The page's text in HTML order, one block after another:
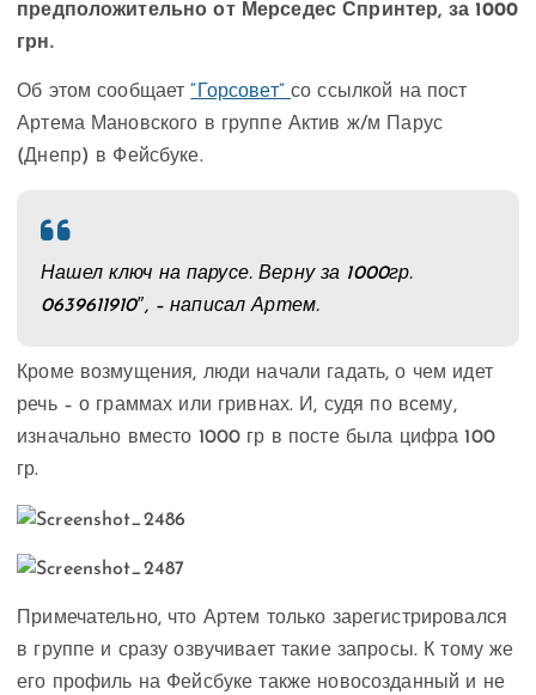
предположительно от Мерседес Спринтер, за 1000
грн.
Об этом сообщает“Горсовет”со ссылкой на пост
Артема Мановского в группе Актив ж/м Парус
(Днепр) в Фейсбуке.
Нашел ключ на парусе. Верну за 1000гр.
0639611910″, – написал Артем.
Кроме возмущения, люди начали гадать, о чем идет
речь – о граммах или гривнах. И, судя по всему,
изначально вместо 1000 гр в посте была цифра 100
гр.
Примечательно, что Артем только зарегистрировался
в группе и сразу озвучивает такие запросы. К тому же
его профиль на Фейсбуке также новосозданный и не